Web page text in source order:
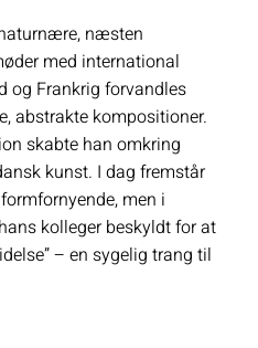
næsten
med international
og Frankrig forvandles
abstrakte kompositioner.
skabte han omkring
kunst. I dag fremstår
men i
kolleger beskyldt for at
– en sygelig trang til